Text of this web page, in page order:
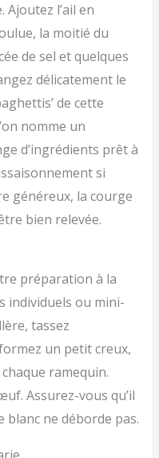
Ajoutez l’ail en
la moitié du
de sel et quelques
délicatement le
de cette
nomme un
d’ingrédients prêt à
si
généreux, la courge
bien relevée.
préparation à la
individuels ou mini-
tassez
un petit creux,
ramequin.
Assurez-vous qu’il
ne déborde pas.